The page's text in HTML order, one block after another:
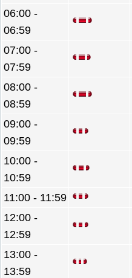
06:00 -
06:59
07:00 -
07:59
08:00 -
08:59
09:00 -
09:59
10:00 -
10:59
11:00 - 11:59
12:00 -
12:59
13:00 -
13:59